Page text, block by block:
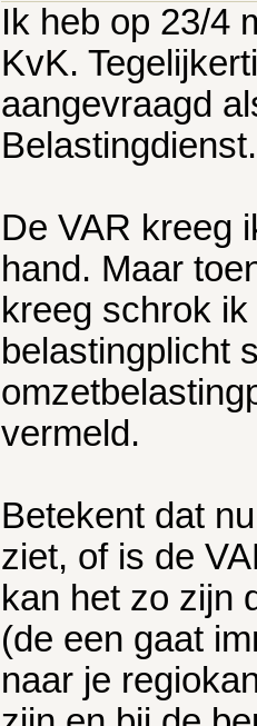
Ik heb op 23/4
KvK.
aangevraagd
Belastingdienst.
De VAR kreeg
hand. Maar
kreeg schrok
belastingplicht
vermeld.
Betekent dat
ziet, of is de
kan het zo zijn
(de een gaat
naar je